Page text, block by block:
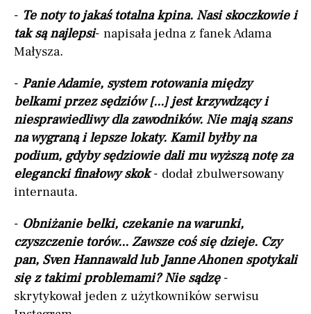
- Te noty to jakaś totalna kpina. Nasi skoczkowie i
tak są najlepsi- napisała jedna z fanek Adama
Małysza.
- Panie Adamie, system rotowania między
belkami przez sędziów [...] jest krzywdzący i
niesprawiedliwy dla zawodników. Nie mają szans
na wygraną i lepsze lokaty. Kamil byłby na
podium, gdyby sędziowie dali mu wyższą notę za
elegancki finałowy skok- dodał zbulwersowany
internauta.
- Obniżanie belki, czekanie na warunki,
czyszczenie torów... Zawsze coś się dzieje. Czy
pan, Sven Hannawald lub Janne Ahonen spotykali
się z takimi problemami? Nie sądzę-
skrytykował jeden z użytkowników serwisu